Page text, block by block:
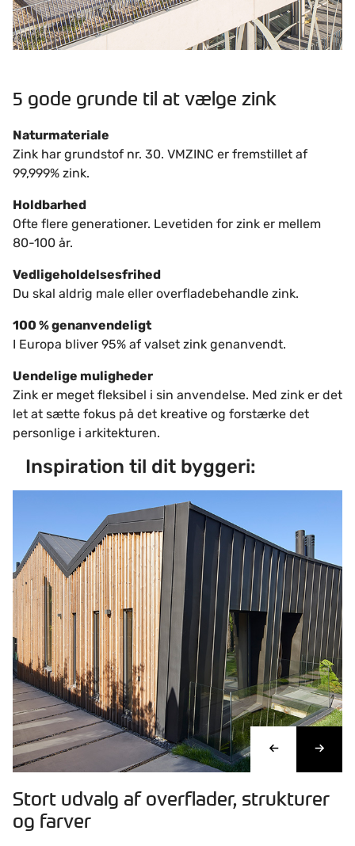
5 gode grunde til at vælge zink
Naturmateriale
Zink har grundstof nr. 30. VMZINC er fremstillet af
99,999% zink.
Holdbarhed
Ofte flere generationer. Levetiden for zink er mellem
80-100 år.
Vedligeholdelsesfrihed
Du skal aldrig male eller overfladebehandle zink.
100 % genanvendeligt
I Europa bliver 95% af valset zink genanvendt.
Uendelige muligheder
Zink er meget fleksibel i sin anvendelse. Med zink er det
let at sætte fokus på det kreative og forstærke det
personlige i arkitekturen.
Inspiration til dit byggeri:
Stort udvalg af overflader, strukturer
og farver